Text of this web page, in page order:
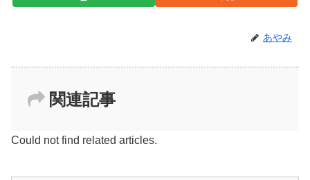
あやみ
関連記事
Could not find related articles.